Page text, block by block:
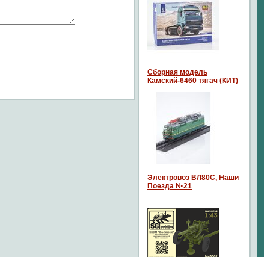
Сборная модель
Камский-6460 тягач (КИТ)
Электровоз ВЛ80С, Наши
Поезда №21